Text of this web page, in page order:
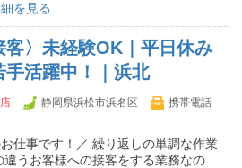
を見る
客〉未経験OK｜平日休み
手活躍中！｜浜北
静岡県浜松市浜名区
携帯電話
仕事です！／ 繰り返しの単調な作業
うお客様への接客をする業務なの